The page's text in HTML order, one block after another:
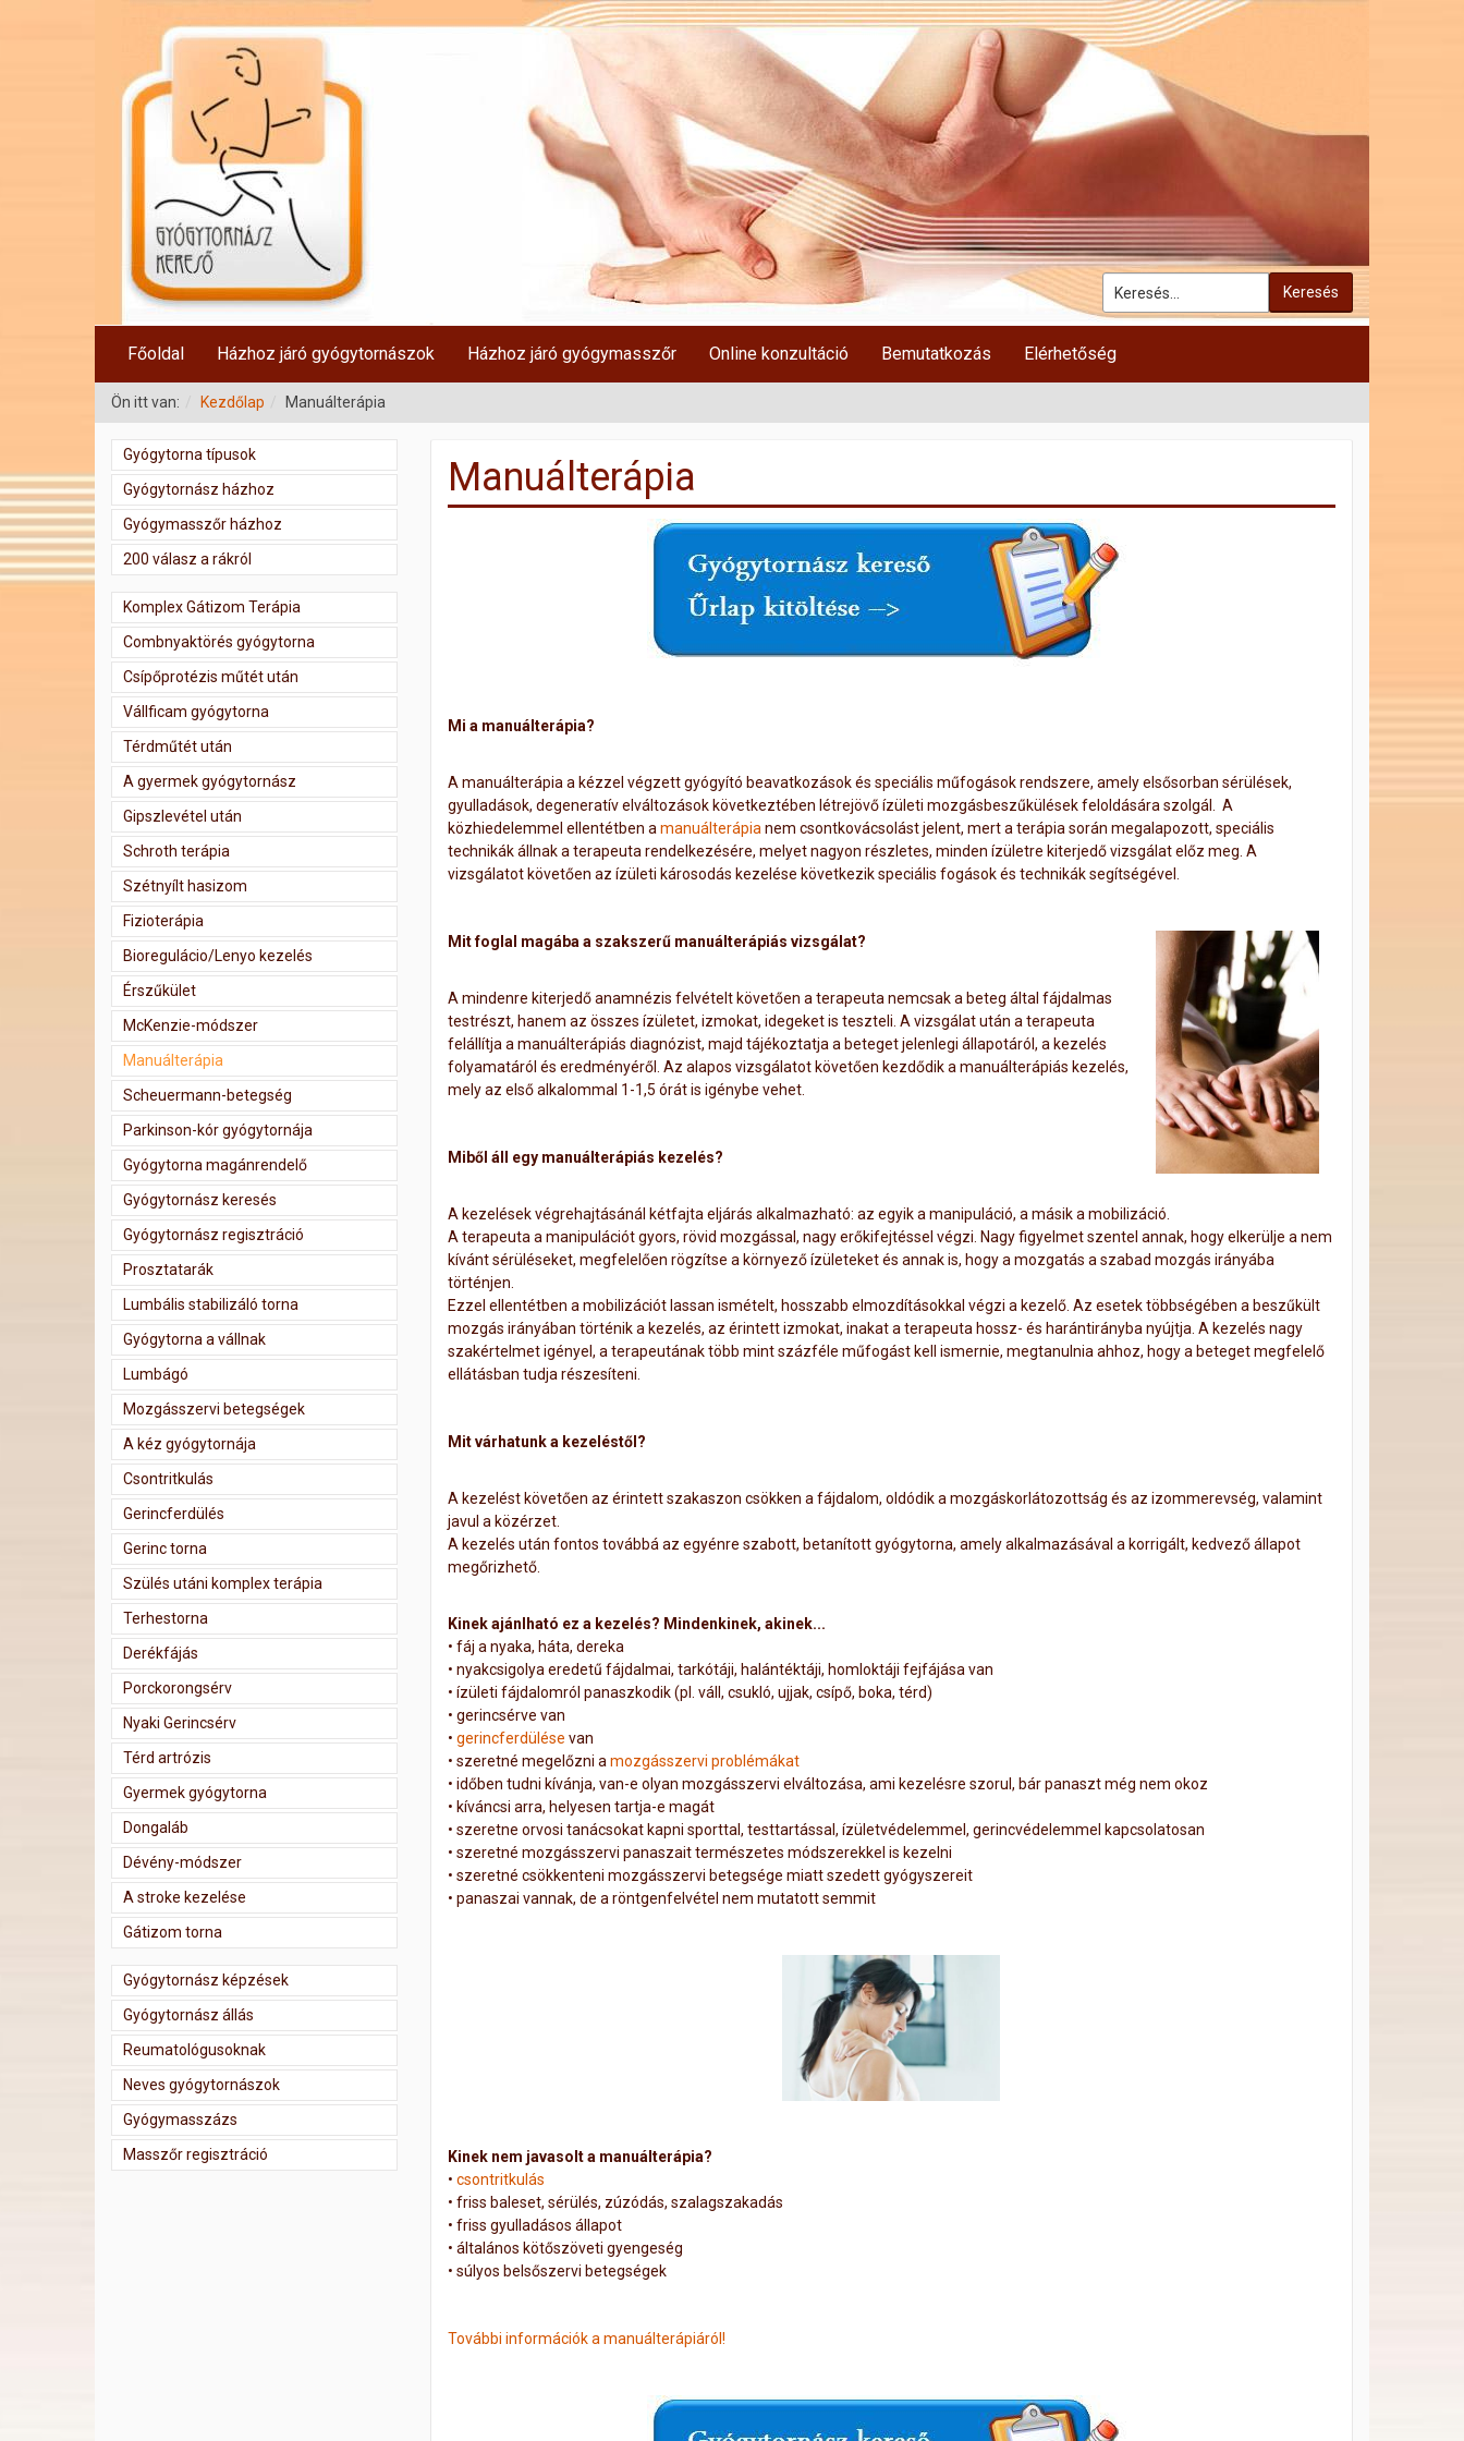
Keresés
Főoldal Házhoz járó gyógytornászok Házhoz járó gyógymasszőr Online konzultáció Bemutatkozás Elérhetőség
Ön itt van: Kezdőlap Manuálterápia
Manuálterápia
Mi a manuálterápia?
A manuálterápia a kézzel végzett gyógyító beavatkozások és speciális műfogások rendszere, amely elsősorban sérülések,
gyulladások, degeneratív elváltozások következtében létrejövő ízületi mozgásbeszűkülések feloldására szolgál. A
közhiedelemmel ellentétben a manuálterápia nem csontkovácsolást jelent, mert a terápia során megalapozott, speciális
technikák állnak a terapeuta rendelkezésére, melyet nagyon részletes, minden ízületre kiterjedő vizsgálat előz meg. A
vizsgálatot követően az ízületi károsodás kezelése következik speciális fogások és technikák segítségével.
Mit foglal magába a szakszerű manuálterápiás vizsgálat?
A mindenre kiterjedő anamnézis felvételt követően a terapeuta nemcsak a beteg által fájdalmas
testrészt, hanem az összes ízületet, izmokat, idegeket is teszteli. A vizsgálat után a terapeuta
felállítja a manuálterápiás diagnózist, majd tájékoztatja a beteget jelenlegi állapotáról, a kezelés
folyamatáról és eredményéről. Az alapos vizsgálatot követően kezdődik a manuálterápiás kezelés,
mely az első alkalommal 1-1,5 órát is igénybe vehet.
Miből áll egy manuálterápiás kezelés?
A kezelések végrehajtásánál kétfajta eljárás alkalmazható: az egyik a manipuláció, a másik a mobilizáció.
A terapeuta a manipulációt gyors, rövid mozgással, nagy erőkifejtéssel végzi. Nagy figyelmet szentel annak, hogy elkerülje a nem
kívánt sérüléseket, megfelelően rögzítse a környező ízületeket és annak is, hogy a mozgatás a szabad mozgás irányába
történjen.
Ezzel ellentétben a mobilizációt lassan ismételt, hosszabb elmozdításokkal végzi a kezelő. Az esetek többségében a beszűkült
mozgás irányában történik a kezelés, az érintett izmokat, inakat a terapeuta hossz- és harántirányba nyújtja. A kezelés nagy
szakértelmet igényel, a terapeutának több mint százféle műfogást kell ismernie, megtanulnia ahhoz, hogy a beteget megfelelő
ellátásban tudja részesíteni.
Mit várhatunk a kezeléstől?
A kezelést követően az érintett szakaszon csökken a fájdalom, oldódik a mozgáskorlátozottság és az izommerevség, valamint
javul a közérzet.
A kezelés után fontos továbbá az egyénre szabott, betanított gyógytorna, amely alkalmazásával a korrigált, kedvező állapot
megőrizhető.
Kinek ajánlható ez a kezelés? Mindenkinek, akinek...
• fáj a nyaka, háta, dereka
• nyakcsigolya eredetű fájdalmai, tarkótáji, halántéktáji, homloktáji fejfájása van
• ízületi fájdalomról panaszkodik (pl. váll, csukló, ujjak, csípő, boka, térd)
• gerincsérve van
• gerincferdülése van
• szeretné megelőzni a mozgásszervi problémákat
• időben tudni kívánja, van-e olyan mozgásszervi elváltozása, ami kezelésre szorul, bár panaszt még nem okoz
• kíváncsi arra, helyesen tartja-e magát
• szeretne orvosi tanácsokat kapni sporttal, testtartással, ízületvédelemmel, gerincvédelemmel kapcsolatosan
• szeretné mozgásszervi panaszait természetes módszerekkel is kezelni
• szeretné csökkenteni mozgásszervi betegsége miatt szedett gyógyszereit
• panaszai vannak, de a röntgenfelvétel nem mutatott semmit
Kinek nem javasolt a manuálterápia?
• csontritkulás
• friss baleset, sérülés, zúzódás, szalagszakadás
• friss gyulladásos állapot
• általános kötőszöveti gyengeség
• súlyos belsőszervi betegségek
További információk a manuálterápiáról!
Gyógytorna típusok
Gyógytornász házhoz
Gyógymasszőr házhoz
200 válasz a rákról
Komplex Gátizom Terápia
Combnyaktörés gyógytorna
Csípőprotézis műtét után
Vállficam gyógytorna
Térdműtét után
A gyermek gyógytornász
Gipszlevétel után
Schroth terápia
Szétnyílt hasizom
Fizioterápia
Bioregulácio/Lenyo kezelés
Érszűkület
McKenzie-módszer
Manuálterápia
Scheuermann-betegség
Parkinson-kór gyógytornája
Gyógytorna magánrendelő
Gyógytornász keresés
Gyógytornász regisztráció
Prosztatarák
Lumbális stabilizáló torna
Gyógytorna a vállnak
Lumbágó
Mozgásszervi betegségek
A kéz gyógytornája
Csontritkulás
Gerincferdülés
Gerinc torna
Szülés utáni komplex terápia
Terhestorna
Derékfájás
Porckorongsérv
Nyaki Gerincsérv
Térd artrózis
Gyermek gyógytorna
Dongaláb
Dévény-módszer
A stroke kezelése
Gátizom torna
Gyógytornász képzések
Gyógytornász állás
Reumatológusoknak
Neves gyógytornászok
Gyógymasszázs
Masszőr regisztráció